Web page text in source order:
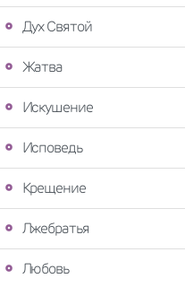
Дух Святой
Жатва
Искушение
Исповедь
Крещение
Лжебратья
Любовь